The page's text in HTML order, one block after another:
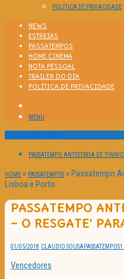
POLÍTICA DE PRIVACIDADE
NEWS
ESTREIAS
PASSATEMPOS
HOME CINEMA
NOTA PESSOAL
TRAILER DO DIA
POLÍTICA DE PRIVACIDADE
MENU
Passatempos
PASSATEMPO ANTESTREIA DE
HOME » PASSATEMPOS »Passatempo
Lisboa e Porto
PASSATEMPO
– O RESGATE’
01/05/2018 CLAUDIO SOUSAPASSATEMPOS1
Vencedores